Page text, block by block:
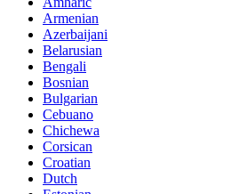
Armenian
Azerbaijani
Belarusian
Bengali
Bosnian
Bulgarian
Cebuano
Chichewa
Corsican
Croatian
Dutch